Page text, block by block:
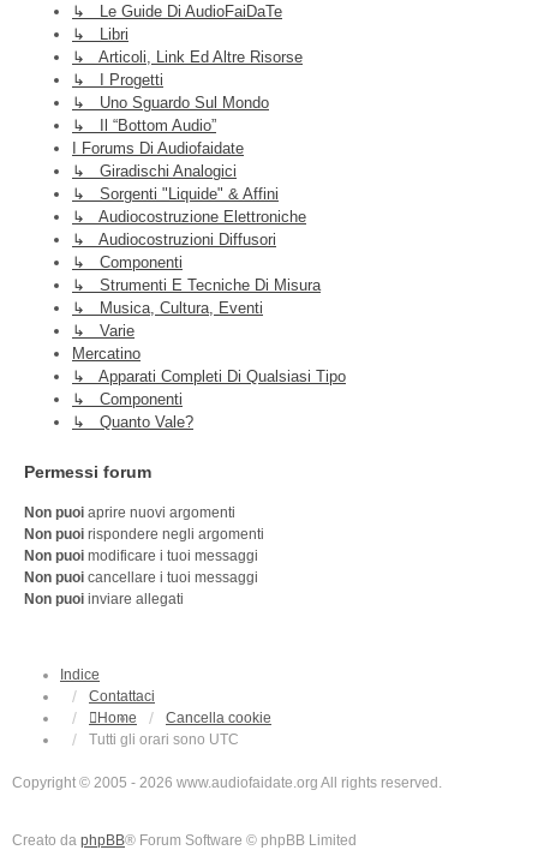
↳ Le Guide Di AudioFaiDaTe
↳ Libri
↳ Articoli, Link Ed Altre Risorse
↳ I Progetti
↳ Uno Sguardo Sul Mondo
↳ Il “Bottom Audio”
I Forums Di Audiofaidate
↳ Giradischi Analogici
↳ Sorgenti "liquide" & Affini
↳ Audiocostruzione Elettroniche
↳ Audiocostruzioni Diffusori
↳ Componenti
↳ Strumenti E Tecniche Di Misura
↳ Musica, Cultura, Eventi
↳ Varie
Mercatino
↳ Apparati Completi Di Qualsiasi Tipo
↳ Componenti
↳ Quanto Vale?
Permessi forum
Non puoi aprire nuovi argomenti
Non puoi rispondere negli argomenti
Non puoi modificare i tuoi messaggi
Non puoi cancellare i tuoi messaggi
Non puoi inviare allegati
Indice
Contattaci
Home
Cancella cookie
Tutti gli orari sono UTC
Copyright © 2005 - 2026 www.audiofaidate.org All rights reserved.
Creato da phpBB® Forum Software © phpBB Limited